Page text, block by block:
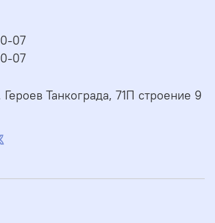
07
07
Танкограда, 71П строение 9